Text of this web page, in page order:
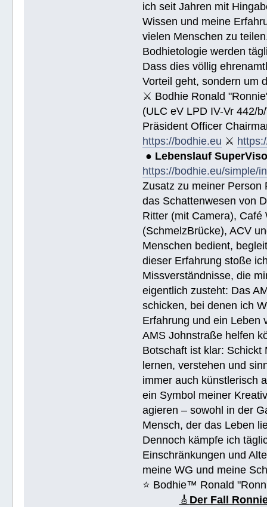
ich seit Jahren mit
Wissen und meine
vielen Menschen zu
Bodhietologie werden
Dass dies völlig
Vorteil geht, sondern um
⚔ Bodhie Ronald
(ULC eV LPD IV-Vr 442/
Präsident Officer
https://bodhie.eu ⚔
● Lebenslauf
https://bodhie.eu/simple/
Zusatz zu meiner Person
das Schattenwesen von
Ritter (mit Camera), Café
(SchmelzBrücke), ACV
Menschen bedient,
dieser Erfahrung stoße
Missverständnisse, die
eigentlich zusteht: Das
schicken, bei denen ich
Erfahrung und ein Leben
AMS Johnstraße helfen
Botschaft ist klar: Schickt
lernen, verstehen und
immer auch künstlerisch
ein Symbol meiner
agieren – sowohl in der
Mensch, der das Leben
Dennoch kämpfe ich
Einschränkungen und
meine WG und meine
⭐️ Bodhie™ Ronald
🎸 Der Fall